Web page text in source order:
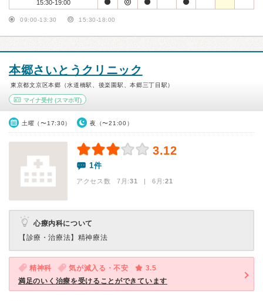
15:30-19:00
09:00-13:30 15:30-18:00
本郷さいとうクリニック
東京都文京区本郷（水道橋駅、後楽園駅、本郷三丁目駅）
マイナ受付 (スマホ可)
土曜（〜17:30） 夜（〜21:00）
3.12
1件
アクセス数 7月:31 | 6月:21
心療内科について
【診療・治療法】 精神療法
精神科 気が滅入る・不安
3.5
満足のいく治療を受けることができています